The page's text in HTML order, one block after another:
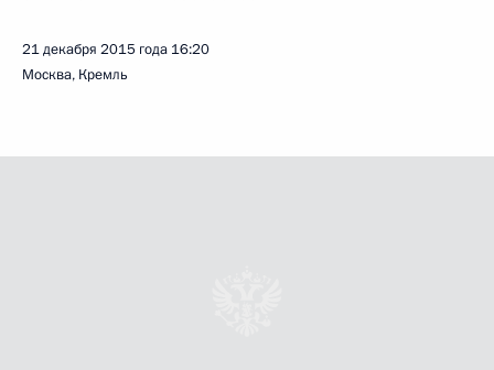
21 декабря 2015 года 16:20
Москва, Кремль